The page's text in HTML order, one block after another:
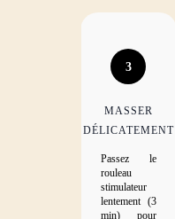
3
MASSER
DÉLICATEMENT
Passez le
rouleau
stimulateur
lentement (3
min) pour